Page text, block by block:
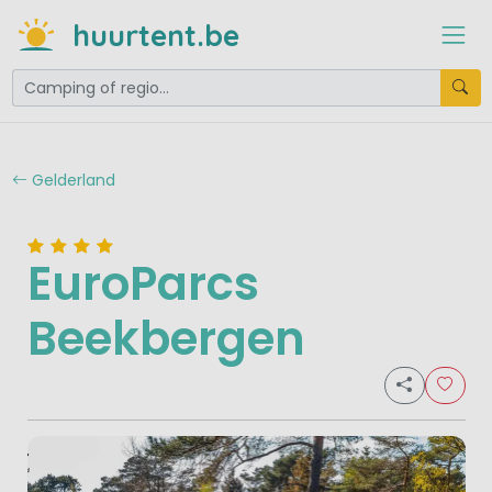
huurtent.be
Gelderland
EuroParcs
Beekbergen